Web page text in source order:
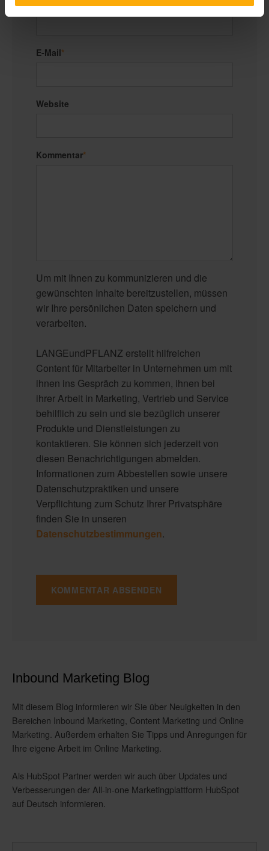
E-Mail*
Website
Kommentar*
Um mit Ihnen zu kommunizieren und die
gewünschten Inhalte bereitzustellen, müssen
wir Ihre persönlichen Daten speichern und
verarbeiten.
LANGEundPFLANZ erstellt hilfreichen
Content für Mitarbeiter in Unternehmen um mit
ihnen ins Gespräch zu kommen, ihnen bei
ihrer Arbeit in Marketing, Vertrieb und Service
behilflich zu sein und sie bezüglich unserer
Produkte und Dienstleistungen zu
kontaktieren. Sie können sich jederzeit von
diesen Benachrichtigungen abmelden.
Informationen zum Abbestellen sowie unsere
Datenschutzpraktiken und unsere
Verpflichtung zum Schutz Ihrer Privatsphäre
finden Sie in unseren
Datenschutzbestimmungen.
Inbound Marketing Blog
Mit diesem Blog informieren wir Sie über Neuigkeiten in den
Bereichen Inbound Marketing, Content Marketing und Online
Marketing. Außerdem erhalten Sie Tipps und Anregungen für
Ihre eigene Arbeit im Online Marketing.
Als HubSpot Partner werden wir auch über Updates und
Verbesserungen der All-in-one Marketingplattform HubSpot
auf Deutsch informieren.